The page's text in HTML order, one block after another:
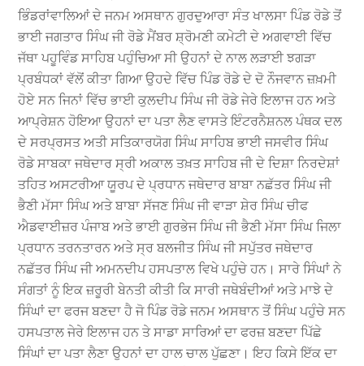
ਭਿੰਡਰਾਂਵਾਲਿਆਂ ਦੇ ਜਨਮ ਅਸਥਾਨ ਗੁਰਦੁਆਰਾ ਸੰਤ ਖਾਲਸਾ ਪਿੰਡ ਰੋਡੇ ਤੋਂ
ਭਾਈ ਜਗਤਾਰ ਸਿੰਘ ਜੀ ਰੋਡੇ ਮੈਂਬਰ ਸ਼੍ਰੋਮਣੀ ਕਮੇਟੀ ਦੇ ਅਗਵਾਈ ਵਿੱਚ
ਜੱਥਾ ਪਹੂਵਿੰਡ ਸਾਹਿਬ ਪਹੁੰਚਿਆ ਸੀ ਉਹਨਾਂ ਦੇ ਨਾਲ ਲੜਾਈ ਝਗੜਾ
ਪ੍ਰਬੰਧਕਾਂ ਵੱਲੋਂ ਕੀਤਾ ਗਿਆ ਉਹਦੇ ਵਿੱਚ ਪਿੰਡ ਰੋਡੇ ਦੇ ਦੋ ਨੌਜਵਾਨ ਜ਼ਖ਼ਮੀ
ਹੋਏ ਸਨ ਜਿਨਾਂ ਵਿੱਚ ਭਾਈ ਕੁਲਦੀਪ ਸਿੰਘ ਜੀ ਰੋਡੇ ਜੇਰੇ ਇਲਾਜ ਹਨ ਅਤੇ
ਆਪ੍ਰੇਸ਼ਨ ਹੋਇਆ ਉਹਨਾਂ ਦਾ ਪਤਾ ਲੈਣ ਵਾਸਤੇ ਇੰਟਰਨੈਸ਼ਨਲ ਪੰਥਕ ਦਲ
ਦੇ ਸਰਪ੍ਰਸਤ ਅਤੀ ਸਤਿਕਾਰਯੋਗ ਸਿੰਘ ਸਾਹਿਬ ਭਾਈ ਜਸਵੀਰ ਸਿੰਘ
ਰੋਡੇ ਸਾਬਕਾ ਜਥੇਦਾਰ ਸ੍ਰੀ ਅਕਾਲ ਤਖ਼ਤ ਸਾਹਿਬ ਜੀ ਦੇ ਦਿਸ਼ਾ ਨਿਰਦੇਸ਼ਾਂ
ਤਹਿਤ ਅਸਟਰੀਆ ਯੂਰਪ ਦੇ ਪ੍ਰਧਾਨ ਜਥੇਦਾਰ ਬਾਬਾ ਨਛੱਤਰ ਸਿੰਘ ਜੀ
ਭੈਣੀ ਮੱਸਾ ਸਿੰਘ ਅਤੇ ਬਾਬਾ ਸੱਜਣ ਸਿੰਘ ਜੀ ਵਾੜਾ ਸ਼ੇਰ ਸਿੰਘ ਚੀਫ
ਐਡਵਾਈਜ਼ਰ ਪੰਜਾਬ ਅਤੇ ਭਾਈ ਗੁਰਭੇਜ ਸਿੰਘ ਜੀ ਭੈਣੀ ਮੱਸਾ ਸਿੰਘ ਜਿਲਾ
ਪ੍ਰਧਾਨ ਤਰਨਤਾਰਨ ਅਤੇ ਸ੍ਰ ਬਲਜੀਤ ਸਿੰਘ ਜੀ ਸਪੁੱਤਰ ਜਥੇਦਾਰ
ਨਛੱਤਰ ਸਿੰਘ ਜੀ ਅਮਨਦੀਪ ਹਸਪਤਾਲ ਵਿਖੇ ਪਹੁੰਚੇ ਹਨ। ਸਾਰੇ ਸਿੰਘਾਂ ਨੇ
ਸੰਗਤਾਂ ਨੂੰ ਇਕ ਜ਼ਰੂਰੀ ਬੇਨਤੀ ਕੀਤੀ ਕਿ ਸਾਰੀ ਜਥੇਬੰਦੀਆਂ ਅਤੇ ਮਾਝੇ ਦੇ
ਸਿੰਘਾਂ ਦਾ ਫਰਜ ਬਣਦਾ ਹੈ ਜੋ ਪਿੰਡ ਰੋਡੇ ਜਨਮ ਅਸਥਾਨ ਤੋਂ ਸਿੰਘ ਪਹੁੰਚੇ ਸਨ
ਹਸਪਤਾਲ ਜੇਰੇ ਇਲਾਜ ਹਨ ਤੇ ਸਾਡਾ ਸਾਰਿਆਂ ਦਾ ਫਰਜ਼ ਬਣਦਾ ਪਿੱਛੇ
ਸਿੰਘਾਂ ਦਾ ਪਤਾ ਲੈਣਾ ਉਹਨਾਂ ਦਾ ਹਾਲ ਚਾਲ ਪੁੱਛਣਾ। ਇਹ ਕਿਸੇ ਇੱਕ ਦਾ